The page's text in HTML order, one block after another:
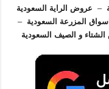
–
عروض الراية السعودية
المزرعة السعودية –
و الصيف السعودية